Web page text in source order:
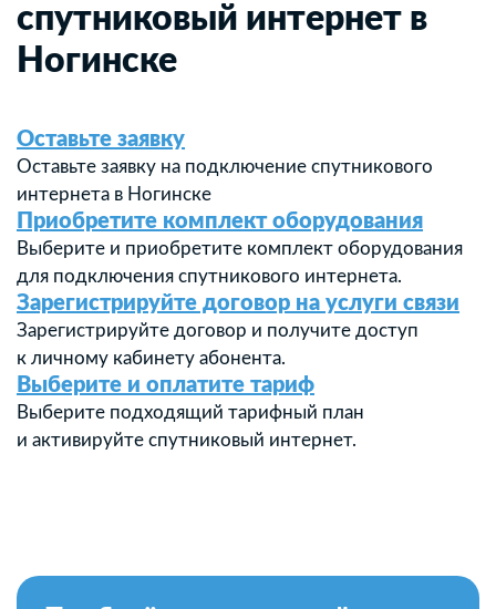
спутниковый интернет в
Ногинске
Оставьте заявку
Оставьте заявку на подключение спутникового
интернета в Ногинске
Приобретите комплект оборудования
Выберите и приобретите комплект оборудования
для подключения спутникового интернета.
Зарегистрируйте договор на услуги связи
Зарегистрируйте договор и получите доступ
к личному кабинету абонента.
Выберите и оплатите тариф
Выберите подходящий тарифный план
и активируйте спутниковый интернет.